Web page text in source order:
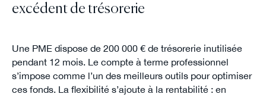
excédent de trésorerie
Une PME dispose de 200 000 € de trésorerie inutilisée
pendant 12 mois. Le compte à terme professionnel
s’impose comme l’un des meilleurs outils pour optimiser
ces fonds. La flexibilité s’ajoute à la rentabilité : en